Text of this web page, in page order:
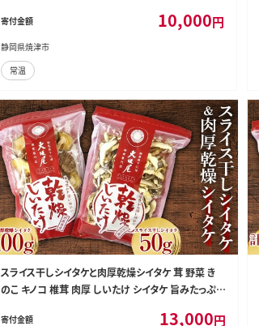
寄付金額 10,000円
静岡県焼津市
常温
スライス干しシイタケと肉厚乾燥シイタケ 茸 野菜 き
のこ キノコ 椎茸 肉厚 しいたけ シイタケ 旨みたっぷり
寄付金額 13,000円